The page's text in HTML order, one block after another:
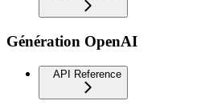
Génération OpenAI
API Reference